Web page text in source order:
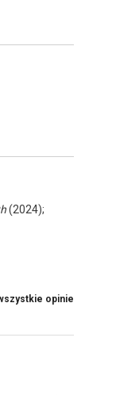
(2024);
opinie